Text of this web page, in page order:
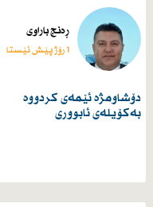
ڕەنج باراوی
1 رۆژ پێش ئێستا
دۆشاومژە ئێمەی کردووە
بەکۆیلەی ئابووری